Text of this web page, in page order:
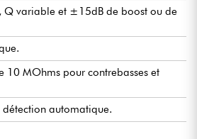
Q variable et ±15dB de boost ou de
10 MOhms pour contrebasses et
détection automatique.